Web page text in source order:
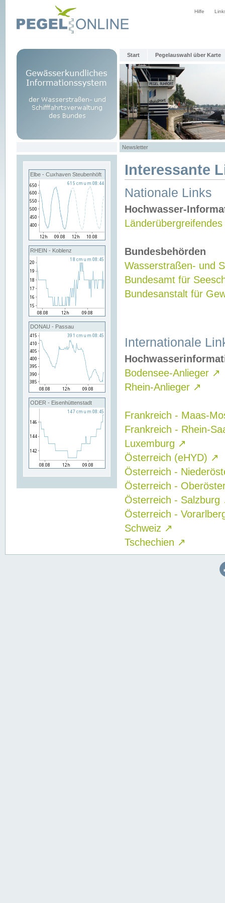
Hilfe
Start Pegelauswahl über Karte
Newsletter
Elbe - Cuxhaven Steubenhöft
RHEIN - Koblenz
DONAU - Passau
ODER - Eisenhüttenstadt
Interessante
Nationale Links
Hochwasser-
Bundesbehörden
Wasserstraßen- und
Bundesamt für
Bundesanstalt für
Internationale
Bodensee-Anlieger ↗
Rhein-Anlieger ↗
Frankreich - Maas-
Frankreich - Rhein-
Luxemburg ↗
Österreich (eHYD) ↗
Österreich -
Österreich -
Österreich - Salzburg
Österreich -
Schweiz ↗
Tschechien ↗